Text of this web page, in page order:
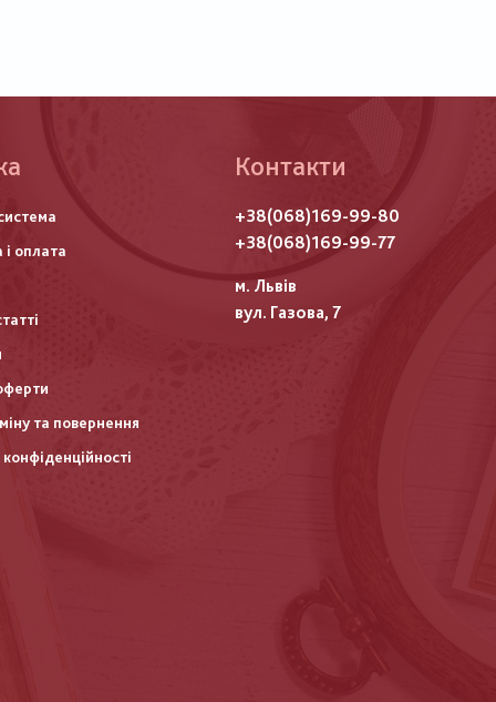
і оплата
та повернення
Контакти
+38(068)169-99-80
+38(068)169-99-77
м. Львів
вул. Газова, 7